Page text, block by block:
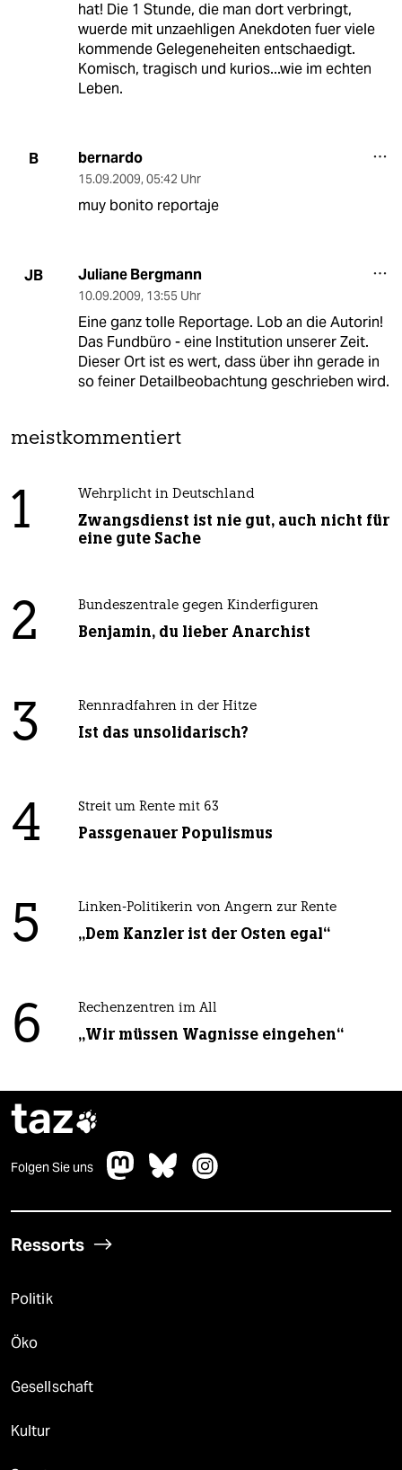
hat! Die 1 Stunde, die man dort verbringt,
wuerde mit unzaehligen Anekdoten fuer viele
kommende Gelegeneheiten entschaedigt.
Komisch, tragisch und kurios...wie im echten
Leben.
B bernardo
15.09.2009, 05:42 Uhr
muy bonito reportaje
JB Juliane Bergmann
10.09.2009, 13:55 Uhr
Eine ganz tolle Reportage. Lob an die Autorin!
Das Fundbüro - eine Institution unserer Zeit.
Dieser Ort ist es wert, dass über ihn gerade in
so feiner Detailbeobachtung geschrieben wird.
meistkommentiert
1 Wehrplicht in Deutschland
Zwangsdienst ist nie gut, auch nicht für
eine gute Sache
2 Bundeszentrale gegen Kinderfiguren
Benjamin, du lieber Anarchist
3 Rennradfahren in der Hitze
Ist das unsolidarisch?
4 Streit um Rente mit 63
Passgenauer Populismus
5 Linken-Politikerin von Angern zur Rente
„Dem Kanzler ist der Osten egal“
6 Rechenzentren im All
„Wir müssen Wagnisse eingehen“
taz
Folgen Sie uns
Ressorts
Politik
Öko
Gesellschaft
Kultur